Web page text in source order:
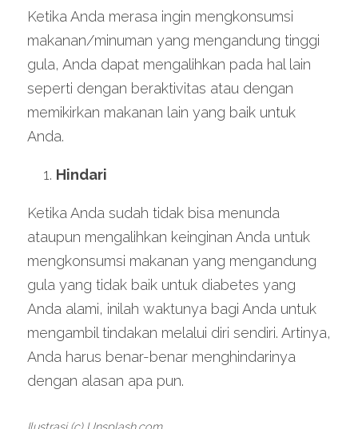
Ketika Anda merasa ingin mengkonsumsi
makanan/minuman yang mengandung tinggi
gula, Anda dapat mengalihkan pada hal lain
seperti dengan beraktivitas atau dengan
memikirkan makanan lain yang baik untuk
Anda.
Hindari
Ketika Anda sudah tidak bisa menunda
ataupun mengalihkan keinginan Anda untuk
mengkonsumsi makanan yang mengandung
gula yang tidak baik untuk diabetes yang
Anda alami, inilah waktunya bagi Anda untuk
mengambil tindakan melalui diri sendiri. Artinya,
Anda harus benar-benar menghindarinya
dengan alasan apa pun.
Ilustrasi (c) Unsplash.com